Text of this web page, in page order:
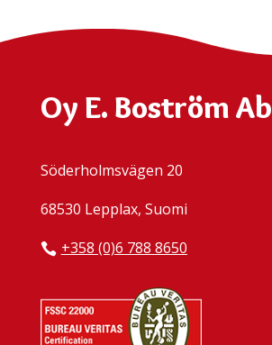
Oy E. Boström Ab
Söderholmsvägen 20
68530 Lepplax, Suomi
 +358 (0)6 788 8650